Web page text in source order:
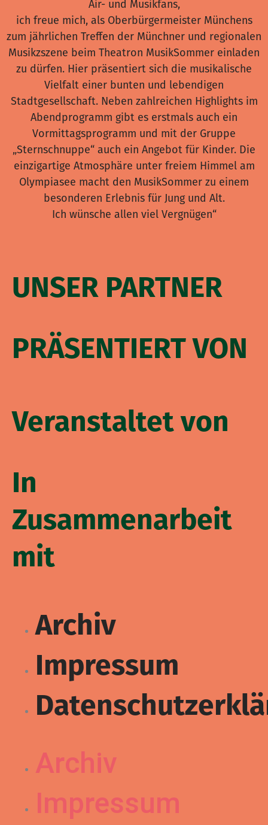
Air- und Musikfans,
ich freue mich, als Oberbürgermeister Münchens
zum jährlichen Treffen der Münchner und regionalen
Musikzszene beim Theatron MusikSommer einladen
zu dürfen. Hier präsentiert sich die musikalische
Vielfalt einer bunten und lebendigen
Stadtgesellschaft. Neben zahlreichen Highlights im
Abendprogramm gibt es erstmals auch ein
Vormittagsprogramm und mit der Gruppe
„Sternschnuppe“ auch ein Angebot für Kinder. Die
einzigartige Atmosphäre unter freiem Himmel am
Olympiasee macht den MusikSommer zu einem
besonderen Erlebnis für Jung und Alt.
Ich wünsche allen viel Vergnügen“
UNSER PARTNER
PRÄSENTIERT VON
Veranstaltet von
In
Zusammenarbeit
mit
Archiv
Impressum
Archiv
Impressum